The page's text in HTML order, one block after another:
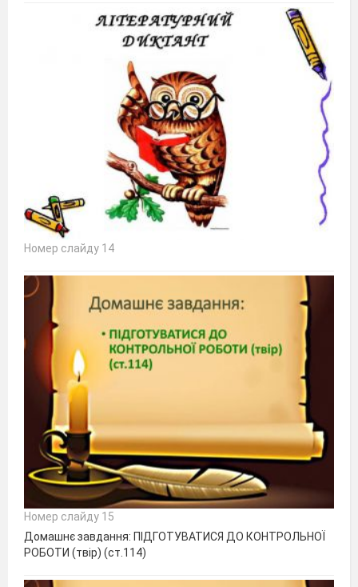
Номер слайду 14
Номер слайду 15
Домашнє завдання: ПІДГОТУВАТИСЯ ДО КОНТРОЛЬНОЇ
РОБОТИ (твір) (ст.114)